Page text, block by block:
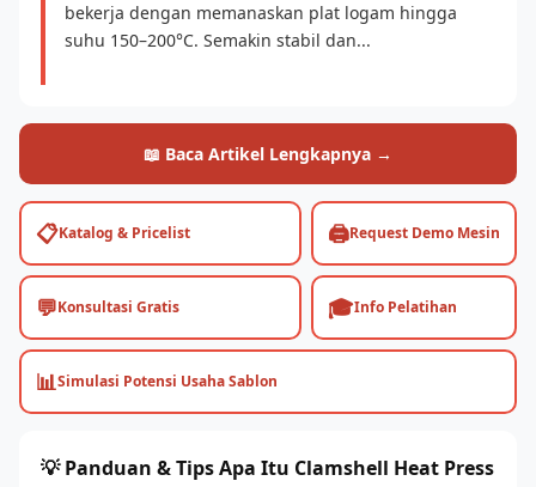
bekerja dengan memanaskan plat logam hingga
suhu 150–200°C. Semakin stabil dan...
📖 Baca Artikel Lengkapnya →
📋Katalog & Pricelist 🖨️Request Demo Mesin
💬Konsultasi Gratis 🎓Info Pelatihan
📊Simulasi Potensi Usaha Sablon
💡 Panduan & Tips Apa Itu Clamshell Heat Press